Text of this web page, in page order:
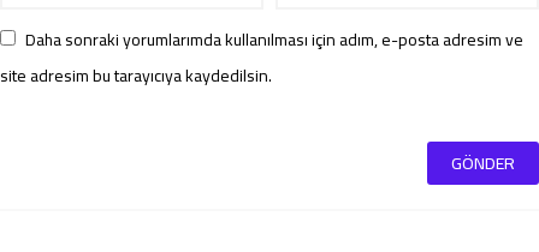
Daha sonraki yorumlarımda kullanılması için adım, e-posta adresim ve
site adresim bu tarayıcıya kaydedilsin.